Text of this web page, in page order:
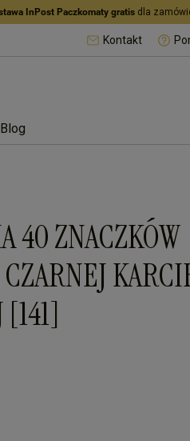
InPost Paczkomaty gratis dla
Kontakt
Blog
40 ZNACZKÓW